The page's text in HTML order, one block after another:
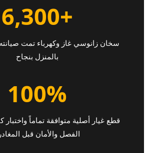
+6,300
سخان زانوسي غاز وكهرباء تمت صيانته
بالمنزل بنجاح
100%
قطع غيار أصلية متوافقة تماماً
الفصل والأمان قبل